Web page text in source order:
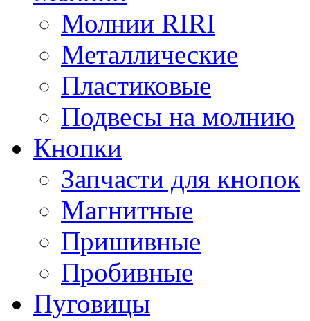
Молнии RIRI
Металлические
Пластиковые
Подвесы на молнию
Кнопки
Запчасти для кнопок
Магнитные
Пришивные
Пробивные
Пуговицы